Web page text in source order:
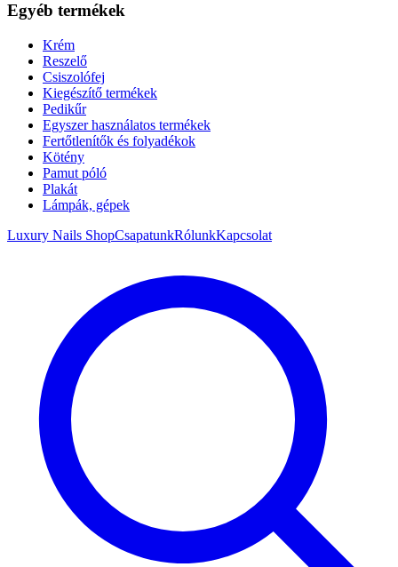
Egyéb termékek
Krém
Reszelő
Csiszolófej
Kiegészítő termékek
Pedikűr
Egyszer használatos termékek
Fertőtlenítők és folyadékok
Kötény
Pamut póló
Plakát
Lámpák, gépek
Luxury Nails ShopCsapatunkRólunkKapcsolat